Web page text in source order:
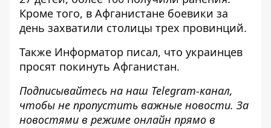
Кроме того, в Афганистане боевики за
день захватили столицы трех провинций.
Также Информатор писал, что украинцев
просят покинуть Афганистан.
Подписывайтесь на наш Telegram-канал,
чтобы не пропустить важные новости. За
новостями в режиме онлайн прямо в